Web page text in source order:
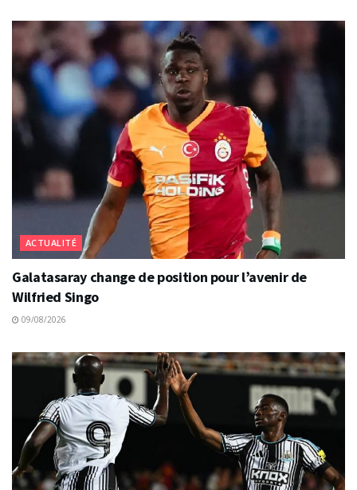
ACTUALITÉ
Galatasaray change de position pour l’avenir de
Wilfried Singo
09/08/2026